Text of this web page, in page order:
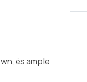
és ample